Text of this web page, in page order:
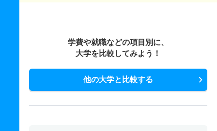
学費や就職などの項目別に、
大学を比較してみよう！
他の大学と比較する